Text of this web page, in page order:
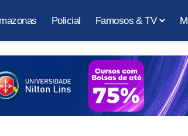
Policial Famosos & TV